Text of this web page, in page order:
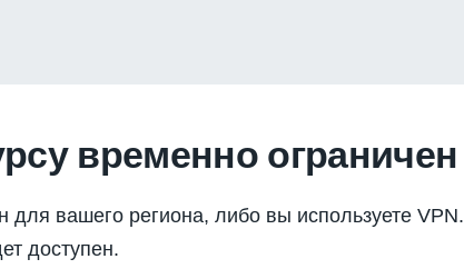
временно ограничен
для вашего региона, либо вы используете VPN.
доступен.